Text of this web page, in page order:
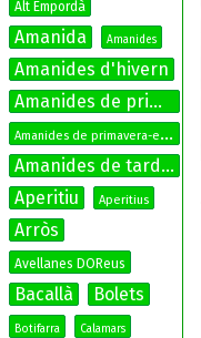
Alt Empordà
Amanida Amanides
Amanides d'hivern
Amanides de primavera
A
manides de primavera-estiu
Amanides de tardor
Aperitiu
Aperitius
Arròs
Avellanes DOReus
Bacallà Bolets
Botifarra Calamars